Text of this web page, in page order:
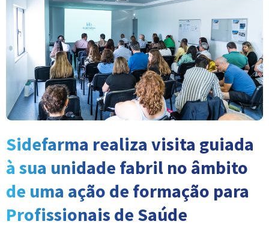
Sidefarma realiza visita guiada
à sua unidade fabril no âmbito
de uma ação de formação para
Profissionais de Saúde